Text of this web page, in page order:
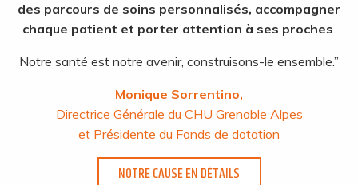
des parcours de soins personnalisés, accompagner
chaque patient et porter attention à ses proches.
Notre santé est notre avenir, construisons-le ensemble.”
Monique Sorrentino,
Directrice Générale du CHU Grenoble Alpes
et Présidente du Fonds de dotation
NOTRE CAUSE EN DÉTAILS